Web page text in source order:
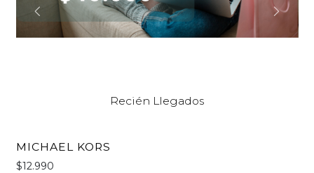
Recién Llegados
MICHAEL KORS
$12.990